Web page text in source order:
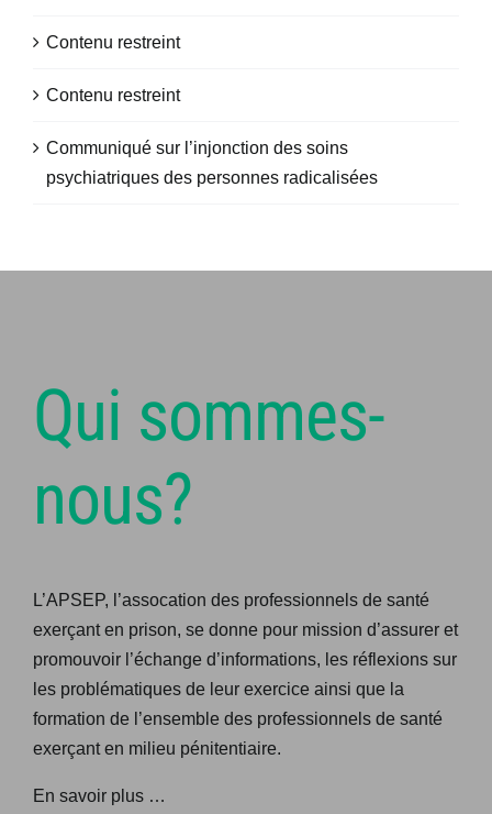
Contenu restreint
Contenu restreint
Communiqué sur l’injonction des soins
psychiatriques des personnes radicalisées
Qui sommes-
nous?
L’APSEP, l’assocation des professionnels de santé
exerçant en prison, se donne pour mission d’assurer et
promouvoir l’échange d’informations, les réflexions sur
les problématiques de leur exercice ainsi que la
formation de l’ensemble des professionnels de santé
exerçant en milieu pénitentiaire.
En savoir plus …